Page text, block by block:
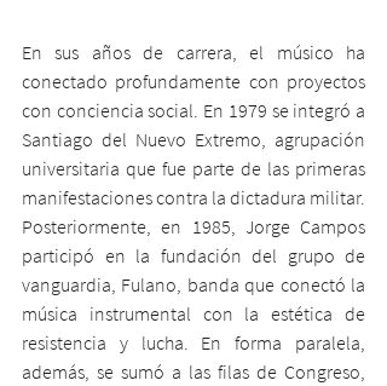
En sus años de carrera, el músico ha
conectado profundamente con proyectos
con conciencia social. En 1979 se integró a
Santiago del Nuevo Extremo, agrupación
universitaria que fue parte de las primeras
manifestaciones contra la dictadura militar.
Posteriormente, en 1985, Jorge Campos
participó en la fundación del grupo de
vanguardia, Fulano, banda que conectó la
música instrumental con la estética de
resistencia y lucha. En forma paralela,
además, se sumó a las filas de Congreso,